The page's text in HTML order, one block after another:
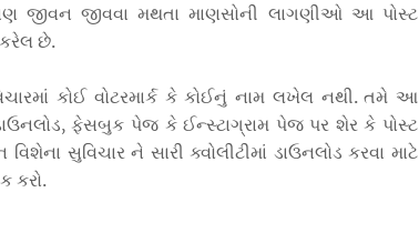
જીવન જીવવા મથતા માણસોની લાગણીઓ આ પોસ્ટ
છે.
કોઈ વોટરમાર્ક કે કોઈનું નામ લખેલ નથી. તમે આ
ફેસબુક પેજ કે ઈન્‍સ્ટાગ્રામ પેજ પર શેર કે પોસ્ટ
સુવિચાર ને સારી ક્વોલીટીમાં ડાઉનલોડ કરવા માટે
કરો.